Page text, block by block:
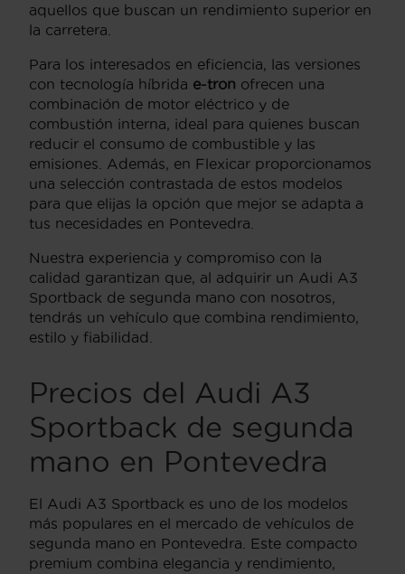
aquellos que buscan un rendimiento superior en
la carretera.
Para los interesados en eficiencia, las versiones
con tecnología híbrida e-tron ofrecen una
combinación de motor eléctrico y de
combustión interna, ideal para quienes buscan
reducir el consumo de combustible y las
emisiones. Además, en Flexicar proporcionamos
una selección contrastada de estos modelos
para que elijas la opción que mejor se adapta a
tus necesidades en Pontevedra.
Nuestra experiencia y compromiso con la
calidad garantizan que, al adquirir un Audi A3
Sportback de segunda mano con nosotros,
tendrás un vehículo que combina rendimiento,
estilo y fiabilidad.
Precios del Audi A3
Sportback de segunda
mano en Pontevedra
El Audi A3 Sportback es uno de los modelos
más populares en el mercado de vehículos de
segunda mano en Pontevedra. Este compacto
premium combina elegancia y rendimiento,